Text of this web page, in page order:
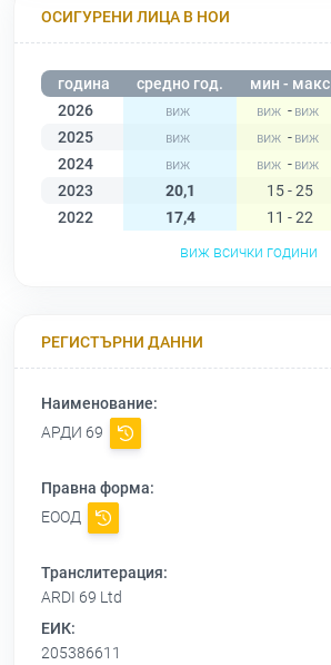
ОСИГУРЕНИ ЛИЦА В НОИ
година средно год. мин - макс
2026
-
2025
-
2024
-
2023
20,1 15 - 25
2022
17,4 11 - 22
виж всички години
РЕГИСТЪРНИ ДАННИ
Наименование:
АРДИ 69
Правна форма:
ЕООД
Транслитерация:
ARDI 69 Ltd
ЕИК:
205386611